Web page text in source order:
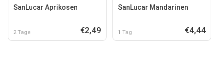
SanLucar Aprikosen
2 Tage €2,49
SanLucar Mandarinen
1 Tag €4,44